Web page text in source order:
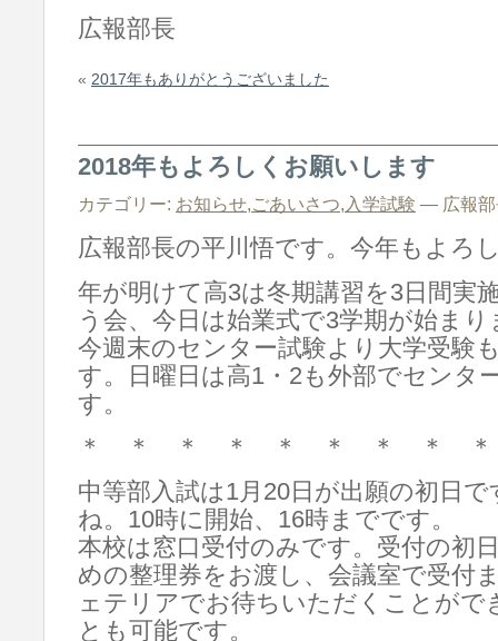
広報部長
« 2017年もありがとうございました
2018年もよろしくお願いします
カテゴリー: お知らせ,ごあいさつ, 入学試験 — 広報部
広報部長の平川悟です。今年もよろ
年が明けて高3は冬期講習を3日間実
う会、今日は始業式で3学期が始ま
今週末のセンター試験より大学受験
す。日曜日は高1・2も外部でセンタ
す。
＊ ＊ ＊ ＊ ＊ ＊ ＊ ＊
中等部入試は1月20日が出願の初日
ね。10時に開始、16時までです。
本校は窓口受付のみです。受付の初
めの整理券をお渡し、会議室で受付
ェテリアでお待ちいただくことがで
とも可能です。